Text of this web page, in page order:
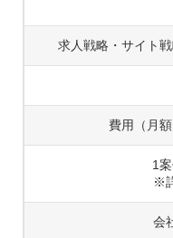
求人戦略・サイト
費用（月
1
※
会